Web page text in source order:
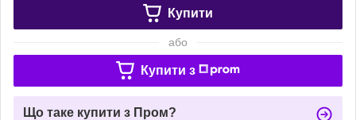
Купити
або
Купити з
Що таке купити з Пром?